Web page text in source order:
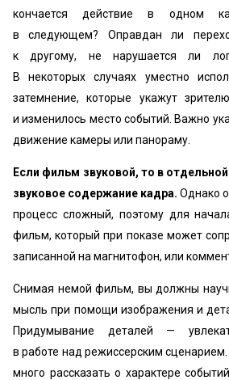
кончается действие в одном
в следующем? Оправдан ли
к другому, не нарушается ли
В некоторых случаях уместно
затемнение, которые укажут
и изменилось место событий. Важно
движение камеры или панораму.
Если фильм звуковой, то в
звуковое содержание кадра. Однако
процесс сложный, поэтому для
фильм, который при показе может
записанной на магнитофон, или
Снимая немой фильм, вы должны
мысль при помощи изображения и
Придумывание деталей —
в работе над режиссерским
много рассказать о характере